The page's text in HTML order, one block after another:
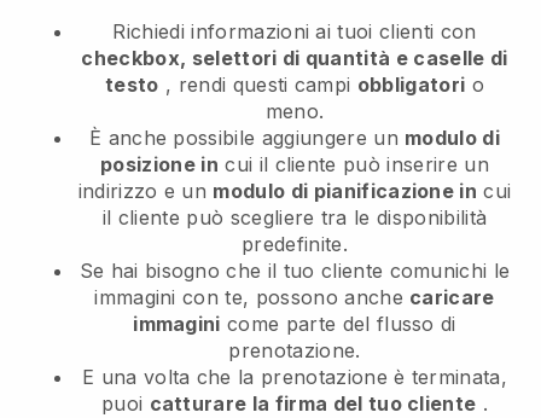
Richiedi informazioni ai tuoi clienti con
checkbox, selettori di quantità e caselle di
testo , rendi questi campi obbligatori o
meno.
È anche possibile aggiungere un modulo di
posizione in cui il cliente può inserire un
indirizzo e un modulo di pianificazione in cui
il cliente può scegliere tra le disponibilità
predefinite.
Se hai bisogno che il tuo cliente comunichi le
immagini con te, possono anche caricare
immagini come parte del flusso di
prenotazione.
E una volta che la prenotazione è terminata,
puoi catturare la firma del tuo cliente .